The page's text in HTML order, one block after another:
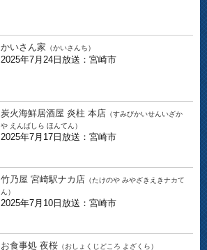
かいさん家 （かいさんち）
2025年7月24日放送：宮崎市
炭火海鮮居酒屋 炎柱 本店 （すみびかいせんいざか
や えんばしら ほんてん）
2025年7月17日放送：宮崎市
竹乃屋 宮崎駅ナカ店 （たけのや みやざきえきナカて
ん）
2025年7月10日放送：宮崎市
お食事処 夜桜 （おしょくじどころ よざくら）